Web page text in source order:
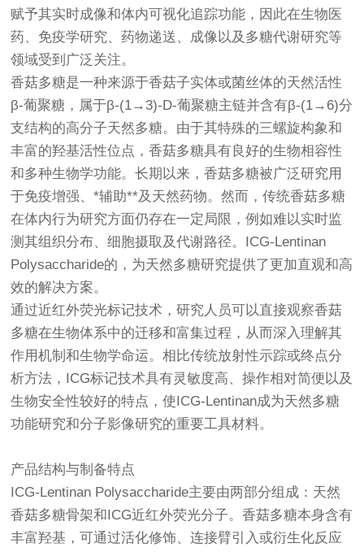
赋予其实时成像和体内可视化追踪功能，因此在生物医
药、免疫学研究、药物递送、成像以及多糖代谢研究等
领域受到广泛关注。
香菇多糖是一种来源于香菇子实体或菌丝体的天然活性
β-葡聚糖，属于β-(1→3)-D-葡聚糖主链并含有β-(1→6)分
支结构的高分子天然多糖。由于其特殊的三螺旋构象和
丰富的羟基活性位点，香菇多糖具有良好的生物相容性
和多种生物学功能。长期以来，香菇多糖被广泛研究用
于免疫增强、*辅助**及天然药物。然而，传统香菇多糖
在体内行为研究方面仍存在一定局限，例如难以实时监
测其组织分布、细胞摄取及代谢路径。ICG-Lentinan
Polysaccharide的，为天然多糖研究提供了更加直观和高
效的解决方案。
通过近红外荧光标记技术，研究人员可以直接观察香菇
多糖在生物体系中的迁移和富集过程，从而深入理解其
作用机制和生物学命运。相比传统放射性示踪或终点分
析方法，ICG标记技术具有灵敏度高、操作相对简便以及
生物安全性较好的特点，使ICG-Lentinan成为天然多糖
功能研究和分子影像研究的重要工具材料。
产品结构与制备特点
ICG-Lentinan Polysaccharide主要由两部分组成：天然
香菇多糖骨架和ICG近红外荧光分子。香菇多糖本身含有
丰富羟基，可通过活化修饰、连接臂引入或衍生化反应